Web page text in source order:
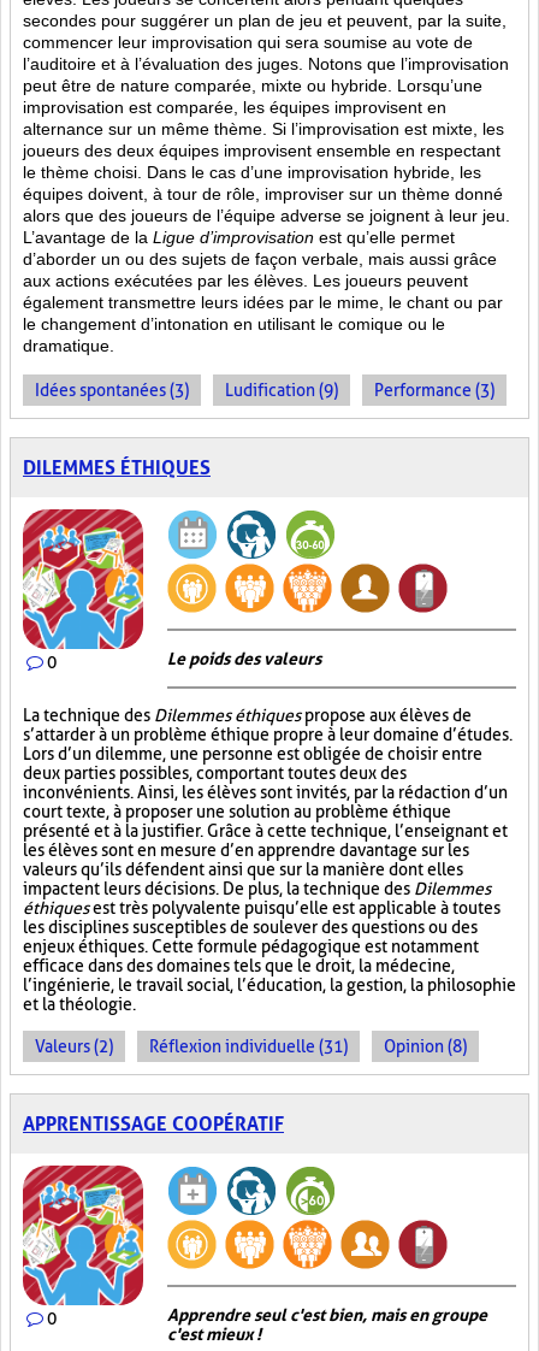
secondes pour suggérer un plan de jeu et peuvent, par la suite,
commencer leur improvisation qui sera soumise au vote de
l’auditoire et à l’évaluation des juges. Notons que l’improvisation
peut être de nature comparée, mixte ou hybride. Lorsqu’une
improvisation est comparée, les équipes improvisent en
alternance sur un même thème. Si l’improvisation est mixte, les
joueurs des deux équipes improvisent ensemble en respectant
le thème choisi. Dans le cas d’une improvisation hybride, les
équipes doivent, à tour de rôle, improviser sur un thème donné
alors que des joueurs de l’équipe adverse se joignent à leur jeu.
L’avantage de la Ligue d’improvisation est qu’elle permet
d’aborder un ou des sujets de façon verbale, mais aussi grâce
aux actions exécutées par les élèves. Les joueurs peuvent
également transmettre leurs idées par le mime, le chant ou par
le changement d’intonation en utilisant le comique ou le
dramatique.
Idées spontanées (3) Ludification (9) Performance (3)
DILEMMES ÉTHIQUES
0 Le poids des valeurs
La technique des Dilemmes éthiquespropose aux élèves de
s’attarder à un problème éthique propre à leur domaine d’études.
Lors d’un dilemme, une personne est obligée de choisir entre
deux parties possibles, comportant toutes deux des
inconvénients. Ainsi, les élèves sont invités, par la rédaction d’un
court texte, à proposer une solution au problème éthique
présenté et à la justifier. Grâce à cette technique, l’enseignant et
les élèves sont en mesure d’en apprendre davantage sur les
valeurs qu’ils défendent ainsi que sur la manière dont elles
impactent leurs décisions. De plus, la technique des Dilemmes
éthiquesest très polyvalente puisqu’elle est applicable à toutes
les disciplines susceptibles de soulever des questions ou des
enjeux éthiques. Cette formule pédagogique est notamment
efficace dans des domaines tels que le droit, la médecine,
l’ingénierie, le travail social, l’éducation, la gestion, la philosophie
et la théologie.
Valeurs (2) Réflexion individuelle (31) Opinion (8)
APPRENTISSAGE COOPÉRATIF
0
Apprendre seul c'est bien, mais en groupe
c'est mieux !